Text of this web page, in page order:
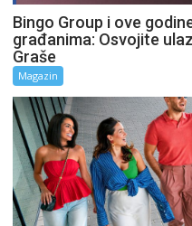
Bingo Group i ove
građanima: Osvojite
Graše
Magazin